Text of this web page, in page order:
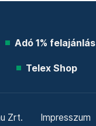
Adó 1% felajánlás
Telex Shop
Zrt. Impresszum